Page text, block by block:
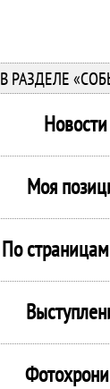
В РАЗДЕЛЕ
Новости
Моя
По